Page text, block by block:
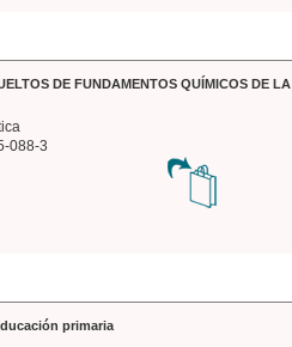
DE FUNDAMENTOS QUÍMICOS DE LA
088-3
primaria